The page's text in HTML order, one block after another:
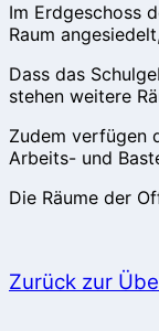
Im Erdgeschoss
Raum
Dass das
stehen weitere
Zudem verfügen
Arbeits- und
Die Räume der
Zurück zur